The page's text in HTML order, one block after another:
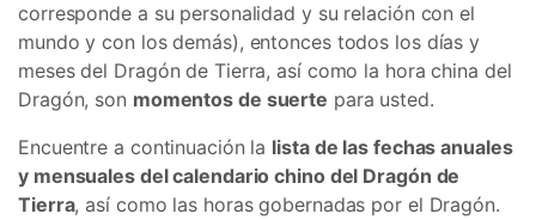
corresponde a su personalidad y su relación con el
mundo y con los demás), entonces todos los días y
meses del Dragón de Tierra, así como la hora china del
Dragón, son momentos de suerte para usted.
Encuentre a continuación la lista de las fechas anuales
y mensuales del calendario chino del Dragón de
Tierra, así como las horas gobernadas por el Dragón.